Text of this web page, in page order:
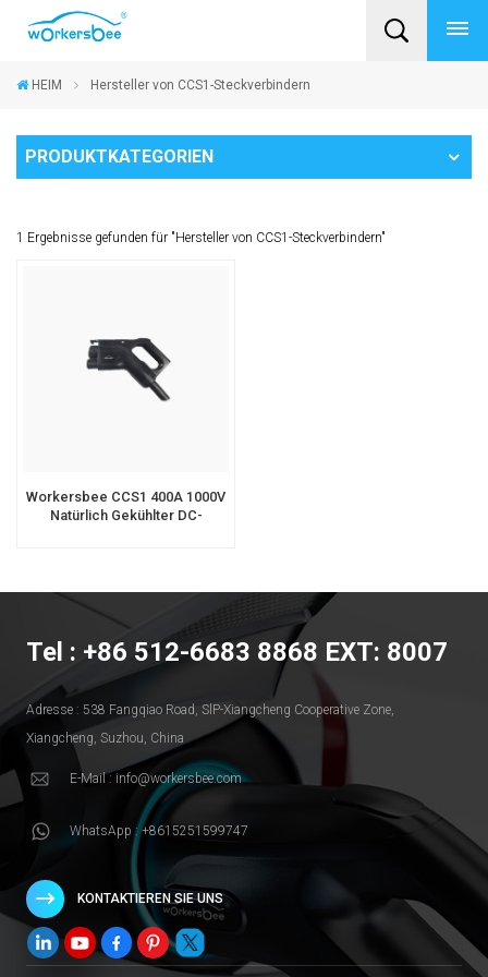
HEIM Hersteller von CCS1-Steckverbindern
PRODUKTKATEGORIEN
1 Ergebnisse gefunden für "Hersteller von CCS1-Steckverbindern"
Workersbee CCS1 400A 1000V
Natürlich Gekühlter DC-
Tel : +86 512-6683 8868 EXT: 8007
Adresse : 538 Fangqiao Road, SlP-Xiangcheng Cooperative Zone,
Xiangcheng, Suzhou, China
E-Mail : info@workersbee.com
WhatsApp : +8615251599747
KONTAKTIEREN SIE UNS